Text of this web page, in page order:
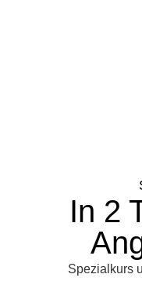
In 2
Spezialkurs